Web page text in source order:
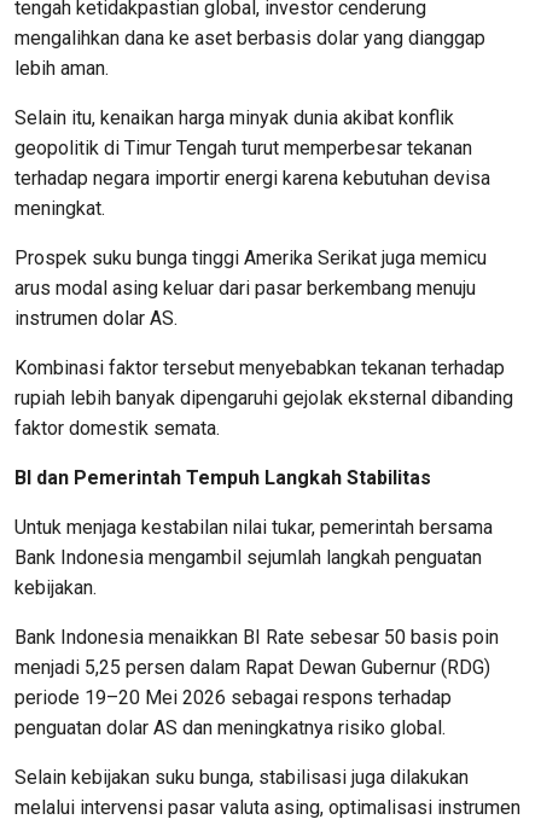
tengah ketidakpastian global, investor cenderung
mengalihkan dana ke aset berbasis dolar yang dianggap
lebih aman.
Selain itu, kenaikan harga minyak dunia akibat konflik
geopolitik di Timur Tengah turut memperbesar tekanan
terhadap negara importir energi karena kebutuhan devisa
meningkat.
Prospek suku bunga tinggi Amerika Serikat juga memicu
arus modal asing keluar dari pasar berkembang menuju
instrumen dolar AS.
Kombinasi faktor tersebut menyebabkan tekanan terhadap
rupiah lebih banyak dipengaruhi gejolak eksternal dibanding
faktor domestik semata.
BI dan Pemerintah Tempuh Langkah Stabilitas
Untuk menjaga kestabilan nilai tukar, pemerintah bersama
Bank Indonesia mengambil sejumlah langkah penguatan
kebijakan.
Bank Indonesia menaikkan BI Rate sebesar 50 basis poin
menjadi 5,25 persen dalam Rapat Dewan Gubernur (RDG)
periode 19–20 Mei 2026 sebagai respons terhadap
penguatan dolar AS dan meningkatnya risiko global.
Selain kebijakan suku bunga, stabilisasi juga dilakukan
melalui intervensi pasar valuta asing, optimalisasi instrumen